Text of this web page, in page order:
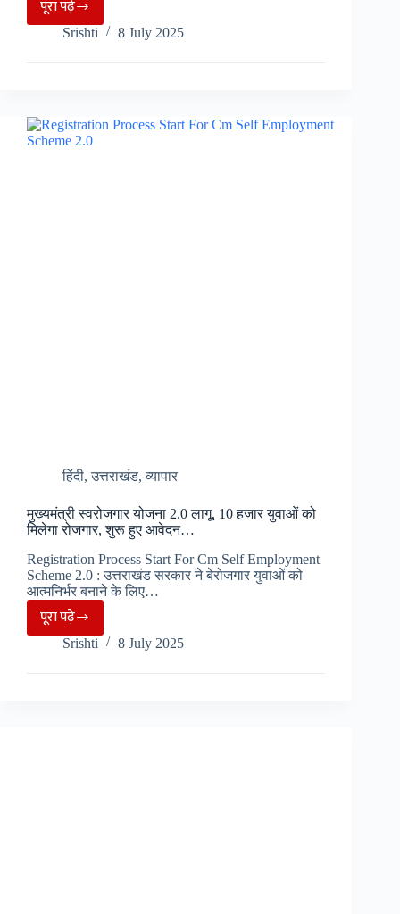
पूरा पढ़े
25
हजार
कर्मचारियों
ऐलान,
कल
Srishti 8 July 2025
हिंदी,उत्तराखंड,व्यापार
मुख्यमंत्री स्वरोजगार योजना 2.0 लागू, 10 हजार युवाओं को
मिलेगा रोजगार, शुरू हुए आवेदन…
Registration Process Start For Cm Self Employment
Scheme 2.0 : उत्तराखंड सरकार ने बेरोजगार युवाओं को
आत्मनिर्भर बनाने के लिए…
पूरा पढ़ेमुख्यमंत्री
स्वरोजगार
योजना
Srishti 8 July 2025